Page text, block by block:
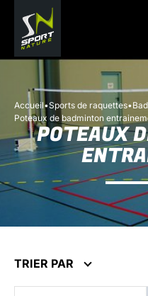
Accueil•Sports de raquettes•
Poteaux de badminton
POTEAUX
TRIER PAR